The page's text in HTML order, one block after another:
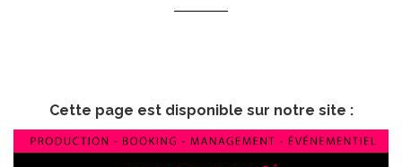
Cette page est disponible sur notre site :